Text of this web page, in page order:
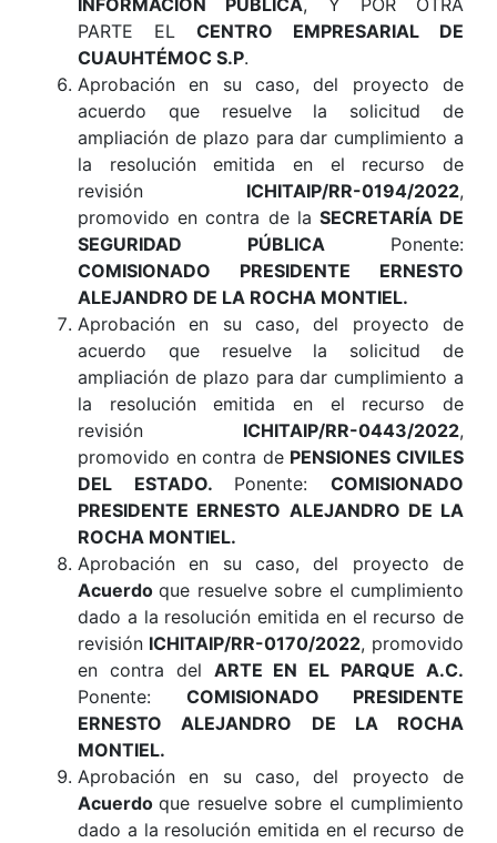
INFORMACIÓN PÚBLICA, Y POR OTRA
PARTE EL CENTRO EMPRESARIAL DE
CUAUHTÉMOC S.P.
Aprobación en su caso, del proyecto de
acuerdo que resuelve la solicitud de
ampliación de plazo para dar cumplimiento a
la resolución emitida en el recurso de
revisión ICHITAIP/RR-0194/2022,
promovido en contra de la SECRETARÍA DE
SEGURIDAD PÚBLICA Ponente:
COMISIONADO PRESIDENTE ERNESTO
ALEJANDRO DE LA ROCHA MONTIEL.
Aprobación en su caso, del proyecto de
acuerdo que resuelve la solicitud de
ampliación de plazo para dar cumplimiento a
la resolución emitida en el recurso de
revisión ICHITAIP/RR-0443/2022,
promovido en contra de PENSIONES CIVILES
DEL ESTADO. Ponente: COMISIONADO
PRESIDENTE ERNESTO ALEJANDRO DE LA
ROCHA MONTIEL.
Aprobación en su caso, del proyecto de
Acuerdoque resuelve sobre el cumplimiento
dado a la resolución emitida en el recurso de
revisión ICHITAIP/RR-0170/2022, promovido
en contra del ARTE EN EL PARQUE A.C.
Ponente: COMISIONADO PRESIDENTE
ERNESTO ALEJANDRO DE LA ROCHA
MONTIEL.
Aprobación en su caso, del proyecto de
Acuerdoque resuelve sobre el cumplimiento
dado a la resolución emitida en el recurso de